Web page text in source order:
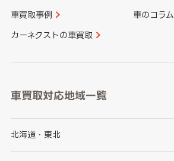
車買取事例 車のコラム
カーネクストの車買取
車買取対応地域一覧
北海道・東北